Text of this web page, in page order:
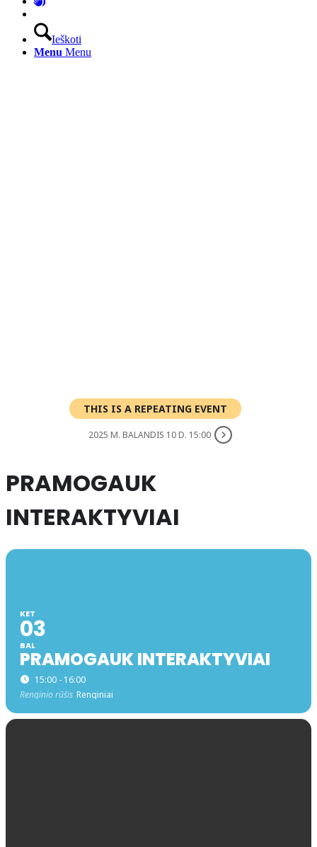
Ieškoti
Menu Menu
THIS IS A REPEATING EVENT
2025 M. BALANDIS 10 D. 15:00
PRAMOGAUK
INTERAKTYVIAI
KET
03
BAL
PRAMOGAUK INTERAKTYVIAI
15:00 - 16:00
Renginio rūšis Renginiai